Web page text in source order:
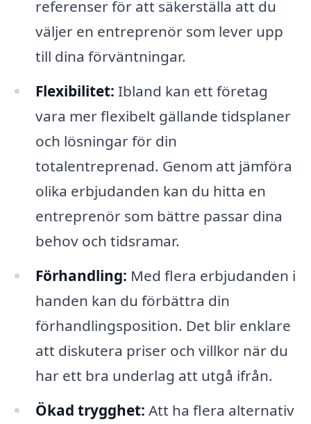
referenser för att säkerställa att du
väljer en entreprenör som lever upp
till dina förväntningar.
Flexibilitet: Ibland kan ett företag
vara mer flexibelt gällande tidsplaner
och lösningar för din
totalentreprenad. Genom att jämföra
olika erbjudanden kan du hitta en
entreprenör som bättre passar dina
behov och tidsramar.
Förhandling: Med flera erbjudanden i
handen kan du förbättra din
förhandlingsposition. Det blir enklare
att diskutera priser och villkor när du
har ett bra underlag att utgå ifrån.
Ökad trygghet: Att ha flera alternativ